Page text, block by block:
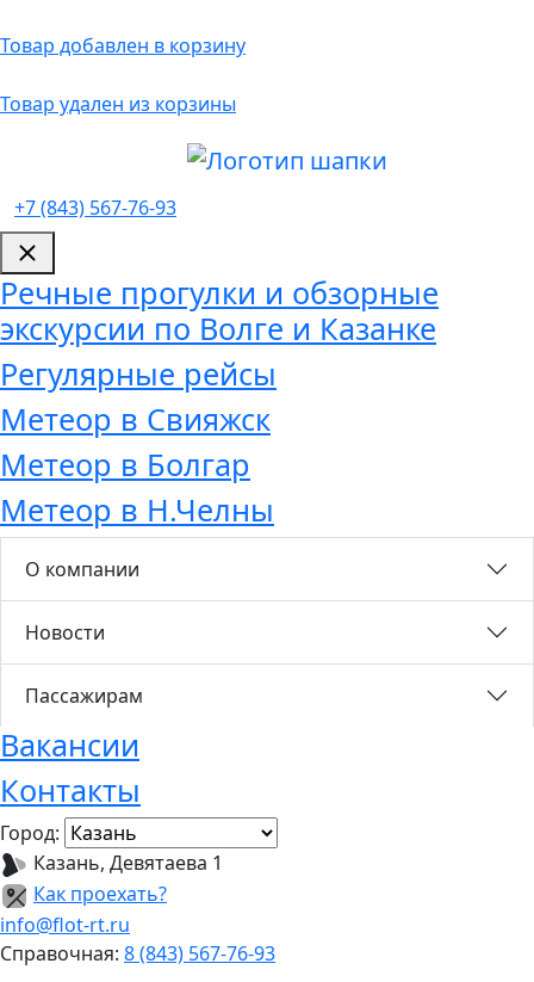
Товар добавлен в корзину
Товар удален из корзины
+7 (843) 567-76-93
Речные прогулки и обзорные
экскурсии по Волге и Казанке
Регулярные рейсы
Метеор в Свияжск
Метеор в Болгар
Метеор в Н.Челны
О компании
Новости
Пассажирам
Вакансии
Контакты
Город:
Казань, Девятаева 1
Как проехать?
info@flot-rt.ru
Справочная: 8 (843) 567-76-93